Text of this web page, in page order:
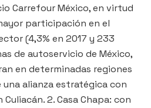
Carrefour México, en virtud
participación en el
(4,3% en 2017 y 233
de autoservicio de México,
en determinadas regiones
una alianza estratégica con
2. Casa Chapa: con